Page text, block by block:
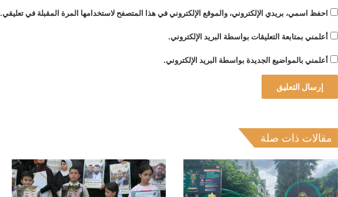
احفظ اسمي، بريدي الإلكتروني، والموقع الإلكتروني في هذا المتصفح لاستخدامها المرة المقبلة في تعليقي.
أعلمني بمتابعة التعليقات بواسطة البريد الإلكتروني.
أعلمني بالمواضيع الجديدة بواسطة البريد الإلكتروني.
مقالات ذات صلة